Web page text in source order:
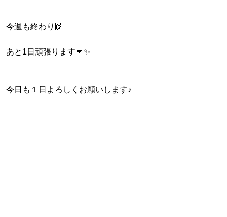
今週も終わり🙌
あと1日頑張ります👊✨
今日も１日よろしくお願いします♪